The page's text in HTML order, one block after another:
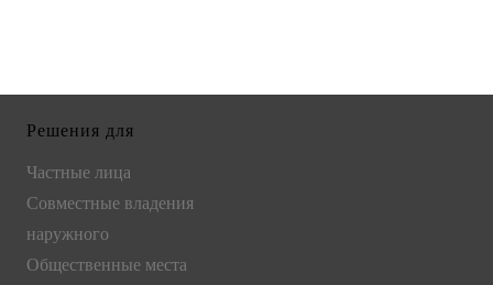
Решения для
Частные лица
Совместные владения
наружного
Общественные места